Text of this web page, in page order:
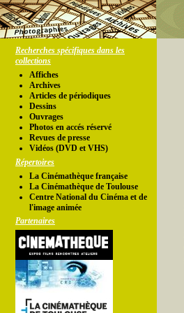
Recherches spécifiques dans les
collections
Affiches
Archives
Articles de périodiques
Dessins
Ouvrages
Photos en accés réservé
Revues de presse
Vidéos (DVD et VHS)
Répertoires
La Cinémathèque française
La Cinémathèque de Toulouse
Centre National du Cinéma et de
l'image animée
Partenaires